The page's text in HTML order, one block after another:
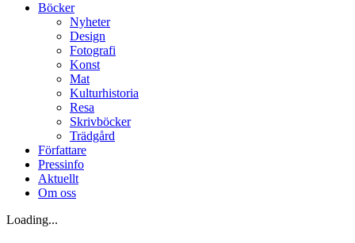
Böcker
Nyheter
Design
Fotografi
Konst
Mat
Kulturhistoria
Resa
Skrivböcker
Trädgård
Författare
Pressinfo
Aktuellt
Om oss
Loading...